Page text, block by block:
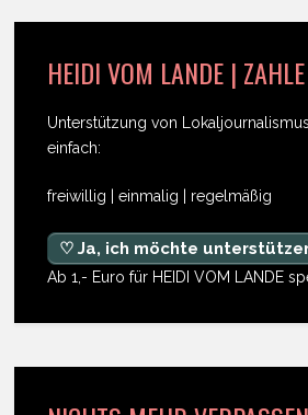
HEIDI VOM LANDE |
Unterstützung von
einfach:
freiwillig | einmalig | regelmäßig
♡ Ja, ich möchte
Ab 1,- Euro für HEIDI VOM LANDE